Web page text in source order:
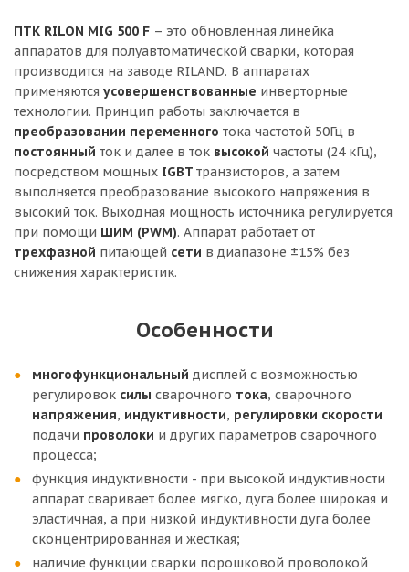
ПТК RILON MIG 500 F – это обновленная линейка
аппаратов для полуавтоматической сварки, которая
производится на заводе RILAND. В аппаратах
применяются усовершенствованные инверторные
технологии. Принцип рабо­ты заключается в
преобразовании переменного тока частотой 50Гц в
постоянный ток и далее в ток высокой частоты (24 кГц),
посредством мощных IGBT транзисторов, а затем
выполняется преобразование высокого напряжения в
высокий ток. Выходная мощность источника регулируется
при помощи ШИМ (PWM). Аппарат работает от
трехфазной питающей сети в диапазоне ±15% без
снижения характеристик.
Особенности
многофункциональный дисплей с возможностью
регулировок силы сварочного тока, сварочного
напряжения, индуктивности, регулировки скорости
подачи проволоки и других параметров сварочного
процесса;
функция индуктивности - при высокой индуктивности
аппарат сваривает более мягко, дуга более широкая и
эластичная, а при низкой индуктивности дуга более
сконцентрированная и жёсткая;
наличие функции сварки порошковой проволокой